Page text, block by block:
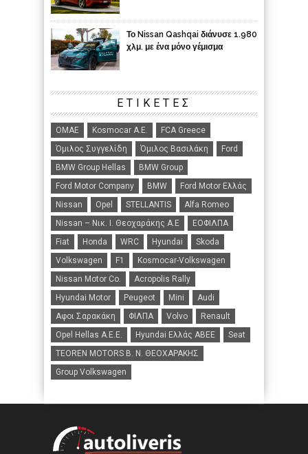
Το Nissan Qashqai διάνυσε 1.980
χλμ. με ένα μόνο γέμισμα
ΕΤΙΚΈΤΕΣ
ΟΜΑΕ Kosmocar Α.Ε.
FCA Greece
Όμιλος Συγγελίδη
Όμιλος Βασιλάκη
Ford
BMW Group Hellas
BMW Group
Ford Motor Company
BMW
Ford Motor Ελλάς
Nissan
Opel STELLANTIS
Alfa Romeo
Nissan – Νικ. Ι. Θεοχαράκης Α.Ε
ΕΟΦΙΛΠΑ
Fiat
Honda WRC Hyundai
Skoda
Volkswagen
F1
Kosmocar-Volkswagen
Nissan Motor Co.
Acropolis Rally
Hyundai Motor
Peugeot Mini
Audi
Αφοι Σαρακάκη
ΦΙΛΠΑ Volvo
Renault
Opel Hellas A.E.E.
Hyundai Ελλάς ΑΒΕΕ
Seat
TEOREN MOTORS B. N. ΘΕΟΧΑΡΑΚΗΣ
Group Volkswagen